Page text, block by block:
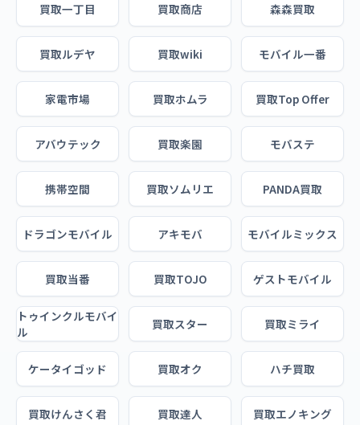
買取一丁目 買取商店 森森買取
買取ルデヤ 買取wiki モバイル一番
家電市場 買取ホムラ 買取Top Offer
アバウテック 買取楽園 モバステ
携帯空間 買取ソムリエ PANDA買取
ドラゴンモバイル アキモバ モバイルミックス
買取当番 買取TOJO ゲストモバイル
トゥインクルモバイ
ル
買取スター 買取ミライ
ケータイゴッド 買取オク ハチ買取
買取けんさく君 買取達人 買取エノキング